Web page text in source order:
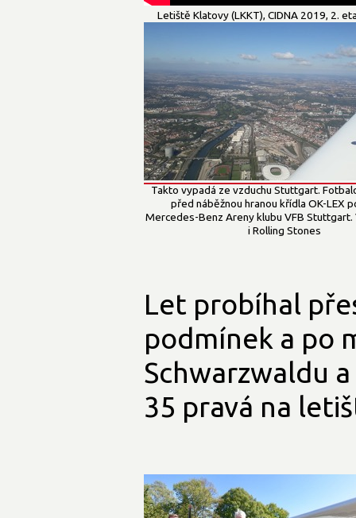
Letiště Klatovy (LKKT), CIDNA 2019, 2.
Takto vypadá ze vzduchu Stuttgart.
před náběžnou hranou křídla OK-LEX
Mercedes-Benz Areny klubu VFB
i Rolling Stones
Let probíhal
podmínek a po
Schwarzwaldu
35 pravá na